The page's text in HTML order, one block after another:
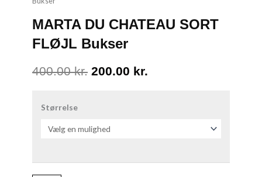
MARTA DU CHATEAU SORT
FLØJL Bukser
400.00kr. Den
var:
200.00 kr.
Størrelse
DU
Bukser